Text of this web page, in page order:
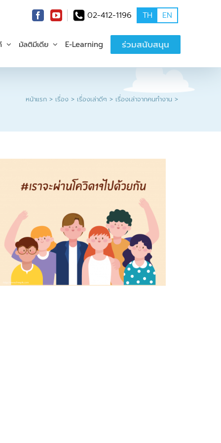
02-412-1196 TH EN
มัลติมีเดีย E-Learning ร่วมสนับสนุน
หน้าแรก เรื่อง เรื่องเล่าดีๆ เรื่องเล่าจากคนทำงาน